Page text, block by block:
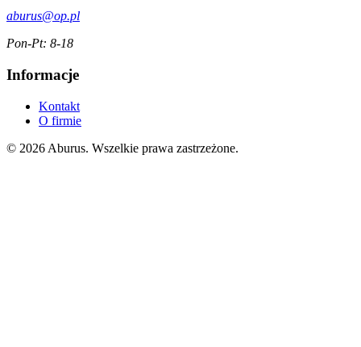
aburus@op.pl
Pon-Pt: 8-18
Informacje
Kontakt
O firmie
© 2026 Aburus. Wszelkie prawa zastrzeżone.